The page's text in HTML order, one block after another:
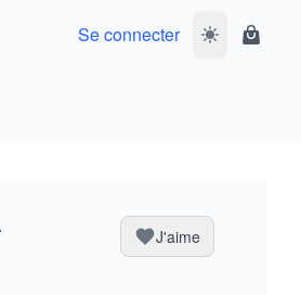
Se connecter Basculer le
Panier
J'aime